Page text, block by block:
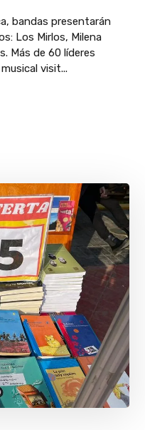
bandas presentarán
Los Mirlos, Milena
Más de 60 líderes
visit...